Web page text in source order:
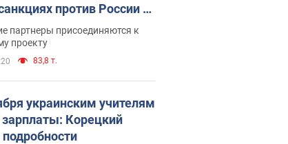
против России и
аграриев. Видео
партнеры присоединяются к
проекту
83,8 т.
украинским учителям
Корецкий